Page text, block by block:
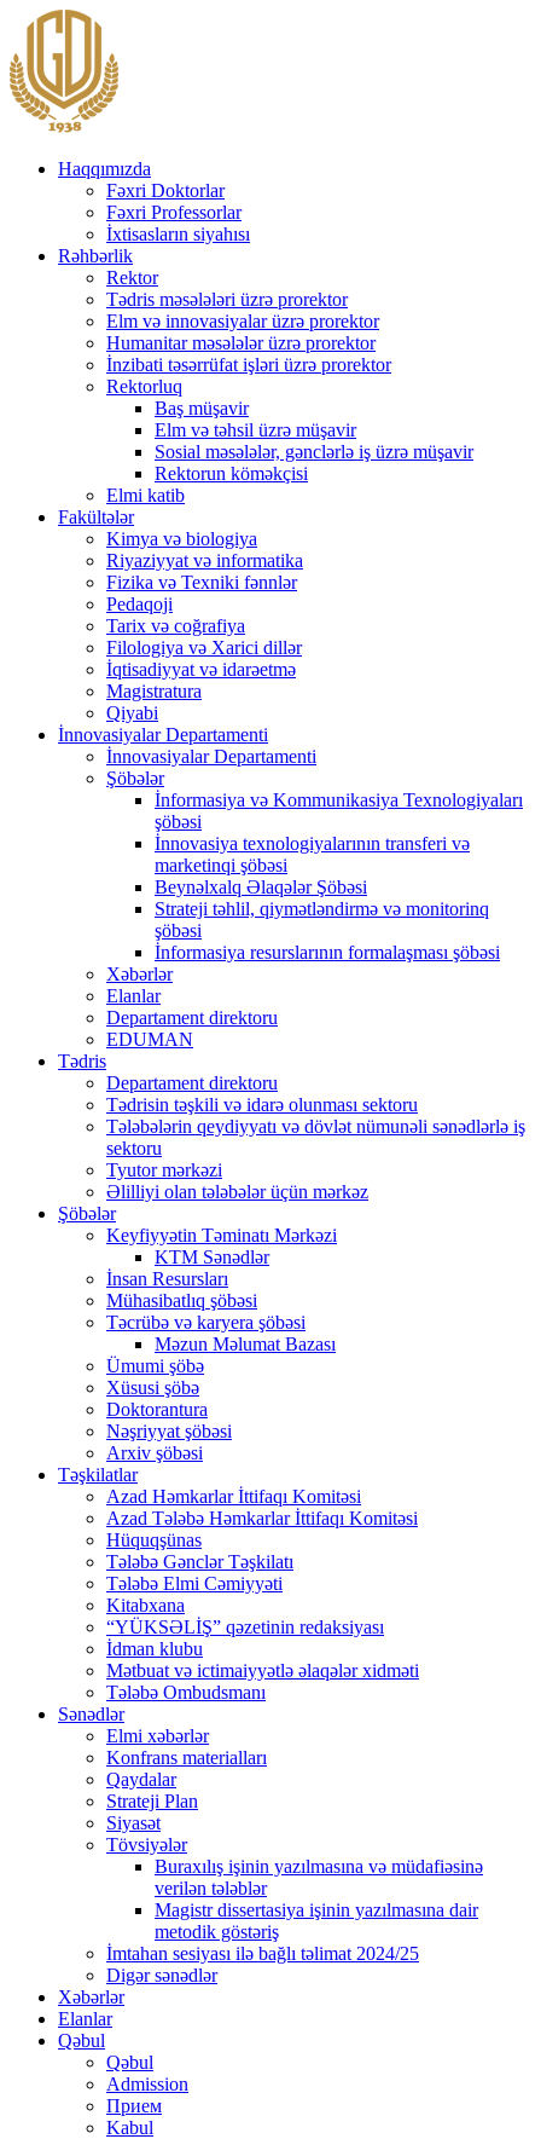
Haqqımızda
Fəxri Doktorlar
Fəxri Professorlar
İxtisasların siyahısı
Rəhbərlik
Rektor
Tədris məsələləri üzrə prorektor
Elm və innovasiyalar üzrə prorektor
Humanitar məsələlər üzrə prorektor
İnzibati təsərrüfat işləri üzrə prorektor
Rektorluq
Baş müşavir
Elm və təhsil üzrə müşavir
Sosial məsələlər, gənclərlə iş üzrə müşavir
Rektorun köməkçisi
Elmi katib
Fakültələr
Kimya və biologiya
Riyaziyyat və informatika
Fizika və Texniki fənnlər
Pedaqoji
Tarix və coğrafiya
Filologiya və Xarici dillər
İqtisadiyyat və idarəetmə
Magistratura
Qiyabi
İnnovasiyalar Departamenti
İnnovasiyalar Departamenti
Şöbələr
İnformasiya və Kommunikasiya Texnologiyaları
şöbəsi
İnnovasiya texnologiyalarının transferi və
marketinqi şöbəsi
Beynəlxalq Əlaqələr Şöbəsi
Strateji təhlil, qiymətləndirmə və monitorinq
şöbəsi
İnformasiya resurslarının formalaşması şöbəsi
Xəbərlər
Elanlar
Departament direktoru
EDUMAN
Tədris
Departament direktoru
Tədrisin təşkili və idarə olunması sektoru
Tələbələrin qeydiyyatı və dövlət nümunəli sənədlərlə iş
sektoru
Tyutor mərkəzi
Əlilliyi olan tələbələr üçün mərkəz
Şöbələr
Keyfiyyətin Təminatı Mərkəzi
KTM Sənədlər
İnsan Resursları
Mühasibatlıq şöbəsi
Təcrübə və karyera şöbəsi
Məzun Məlumat Bazası
Ümumi şöbə
Xüsusi şöbə
Doktorantura
Nəşriyyat şöbəsi
Arxiv şöbəsi
Təşkilatlar
Azad Həmkarlar İttifaqı Komitəsi
Azad Tələbə Həmkarlar İttifaqı Komitəsi
Hüquqşünas
Tələbə Gənclər Təşkilatı
Tələbə Elmi Cəmiyyəti
Kitabxana
“YÜKSƏLİŞ” qəzetinin redaksiyası
İdman klubu
Mətbuat və ictimaiyyətlə əlaqələr xidməti
Tələbə Ombudsmanı
Sənədlər
Elmi xəbərlər
Konfrans materialları
Qaydalar
Strateji Plan
Siyasət
Tövsiyələr
Buraxılış işinin yazılmasına və müdafiəsinə
verilən tələblər
Magistr dissertasiya işinin yazılmasına dair
metodik göstəriş
İmtahan sesiyası ilə bağlı təlimat 2024/25
Digər sənədlər
Xəbərlər
Elanlar
Qəbul
Qəbul
Admission
Прием
Kabul